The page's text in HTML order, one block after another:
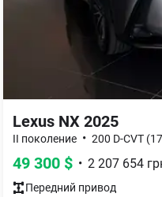
Lexus NX 2025
II поколение • 200 D-CVT
49 300 $ • 2 207 654
Передний привод